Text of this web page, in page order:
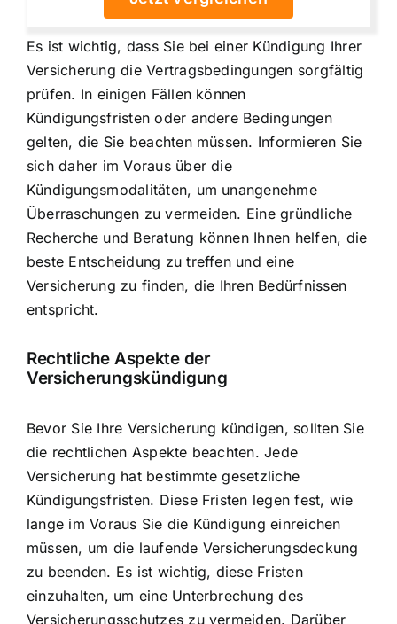
Es ist wichtig, dass Sie bei einer Kündigung Ihrer
Versicherung die Vertragsbedingungen sorgfältig
prüfen. In einigen Fällen können
Kündigungsfristen oder andere Bedingungen
gelten, die Sie beachten müssen. Informieren Sie
sich daher im Voraus über die
Kündigungsmodalitäten, um unangenehme
Überraschungen zu vermeiden. Eine gründliche
Recherche und Beratung können Ihnen helfen, die
beste Entscheidung zu treffen und eine
Versicherung zu finden, die Ihren Bedürfnissen
entspricht.
Rechtliche Aspekte der
Versicherungskündigung
Bevor Sie Ihre Versicherung kündigen, sollten Sie
die rechtlichen Aspekte beachten. Jede
Versicherung hat bestimmte gesetzliche
Kündigungsfristen. Diese Fristen legen fest, wie
lange im Voraus Sie die Kündigung einreichen
müssen, um die laufende Versicherungsdeckung
zu beenden. Es ist wichtig, diese Fristen
einzuhalten, um eine Unterbrechung des
Versicherungsschutzes zu vermeiden. Darüber